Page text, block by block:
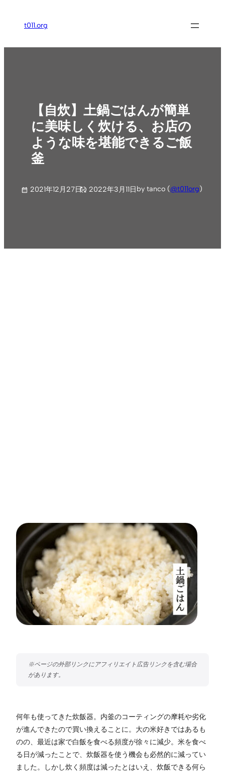
ス
t011.org
【自炊】土鍋ごはんが簡単
に美味しく炊ける、お店の
ような味を堪能できるご飯
釜
2021年12月27日 2022年3月11日by tanco (@t011org)
何年も使ってきた炊飯器。内釜のコーティングの摩耗や劣化
が進んできたので買い換えることに。大の米好きではあるも
のの、最近は家で白飯を食べる頻度が徐々に減少。米を食べ
る日が減ったことで、炊飯器を使う機会も必然的に減ってい
ました。しかし炊く頻度は減ったとはいえ、炊飯できる何ら